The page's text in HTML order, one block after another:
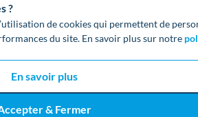
?
de cookies qui permettent de
du site. En savoir plus sur notre
En savoir plus
& Fermer
Lore, 64310 Ascain.
questions liées au